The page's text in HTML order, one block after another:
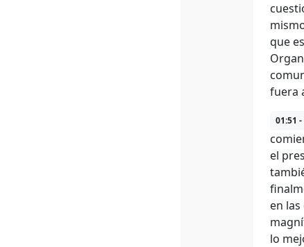
que
fuera
01:51
el
en
lo